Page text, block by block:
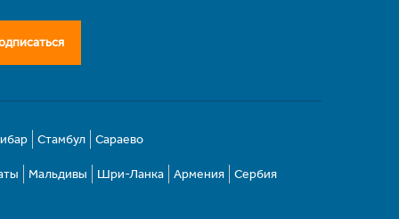
Стамбул Сараево
Мальдивы Шри-Ланка Армения Сербия